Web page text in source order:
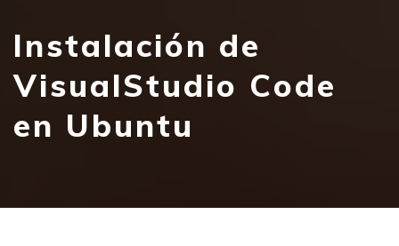
Instalación de
VisualStudio Code
en Ubuntu